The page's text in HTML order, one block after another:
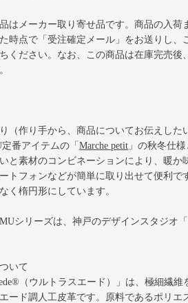
はメーカー取り寄せ品です。商品の入荷
時点で「受注確定メール」をお送りし
ください。なお、この商品は在庫完売
（作り手から、商品についてお伝えした
番アイテムの 「 Marche petit 」 の秋冬仕様
と素材のコンビネーションにより、暖
ートフォンなどが簡単に取り出せて便利
く楕円形にしています。
シリーズは、神戸のデザインスタジオ
いて
（ウルトラスエード）」は、極細繊
ード調人工皮革です。原料であるポリエ